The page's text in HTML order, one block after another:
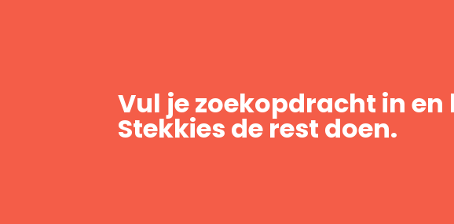
Vul je zoekopdracht in en
Stekkies de rest doen.